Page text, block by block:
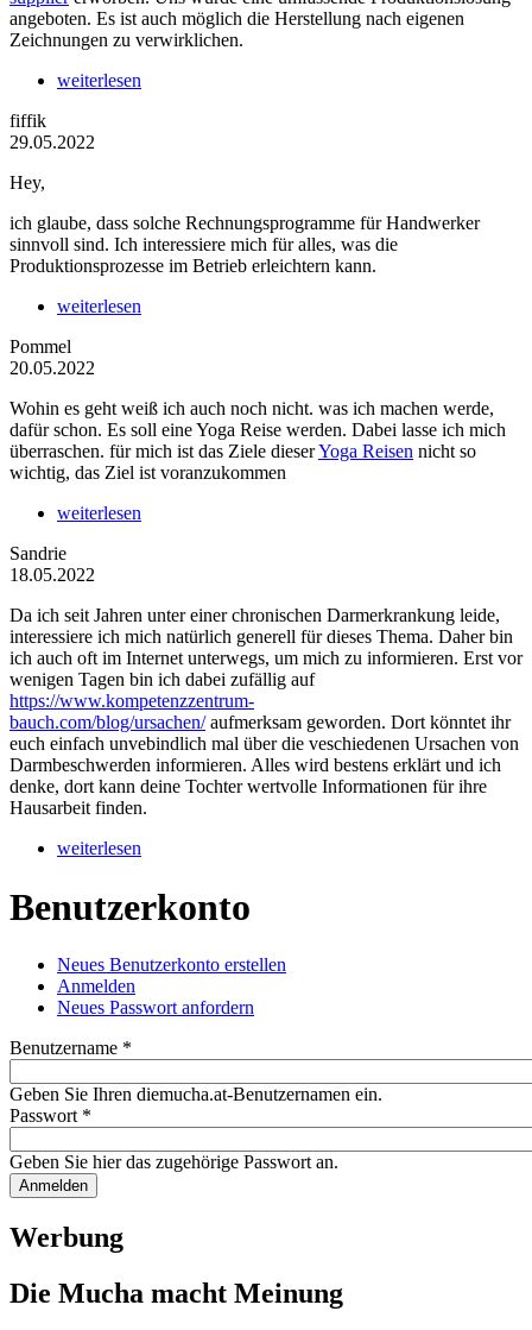
angeboten. Es ist auch möglich die Herstellung nach eigenen
Zeichnungen zu verwirklichen.
weiterlesen
fiffik
29.05.2022
Hey,
ich glaube, dass solche Rechnungsprogramme für Handwerker
sinnvoll sind. Ich interessiere mich für alles, was die
Produktionsprozesse im Betrieb erleichtern kann.
weiterlesen
Pommel
20.05.2022
Wohin es geht weiß ich auch noch nicht. was ich machen werde,
dafür schon. Es soll eine Yoga Reise werden. Dabei lasse ich mich
überraschen. für mich ist das Ziele dieserYoga Reisen nicht so
wichtig, das Ziel ist voranzukommen
weiterlesen
Sandrie
18.05.2022
Da ich seit Jahren unter einer chronischen Darmerkrankung leide,
interessiere ich mich natürlich generell für dieses Thema. Daher bin
ich auch oft im Internet unterwegs, um mich zu informieren. Erst vor
wenigen Tagen bin ich dabei zufällig auf
https://www.kompetenzzentrum-
bauch.com/blog/ursachen/aufmerksam geworden. Dort könntet ihr
euch einfach unvebindlich mal über die veschiedenen Ursachen von
Darmbeschwerden informieren. Alles wird bestens erklärt und ich
denke, dort kann deine Tochter wertvolle Informationen für ihre
Hausarbeit finden.
weiterlesen
Benutzerkonto
Haupt-Reiter
Neues Benutzerkonto erstellen
Anmelden
Neues Passwort anfordern
Benutzername *
Geben Sie Ihren diemucha.at-Benutzernamen ein.
Passwort *
Geben Sie hier das zugehörige Passwort an.
Werbung
Die Mucha macht Meinung